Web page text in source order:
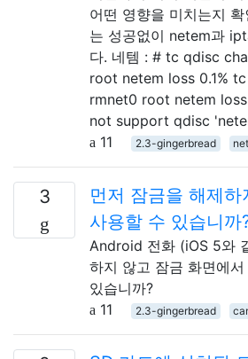
어떤 영향을 미치는지
는 성공없이 netem과
다. 네템 : # tc qdisc
root netem loss 0.1%
rmnet0 root netem
not support qdisc
11
2.3-gingerbread
3
먼저 잠금을 해제
사용할 수 있습니까
Android 전화 (iOS 5와
하지 않고 잠금 화면에
있습니까?
11
2.3-gingerbread